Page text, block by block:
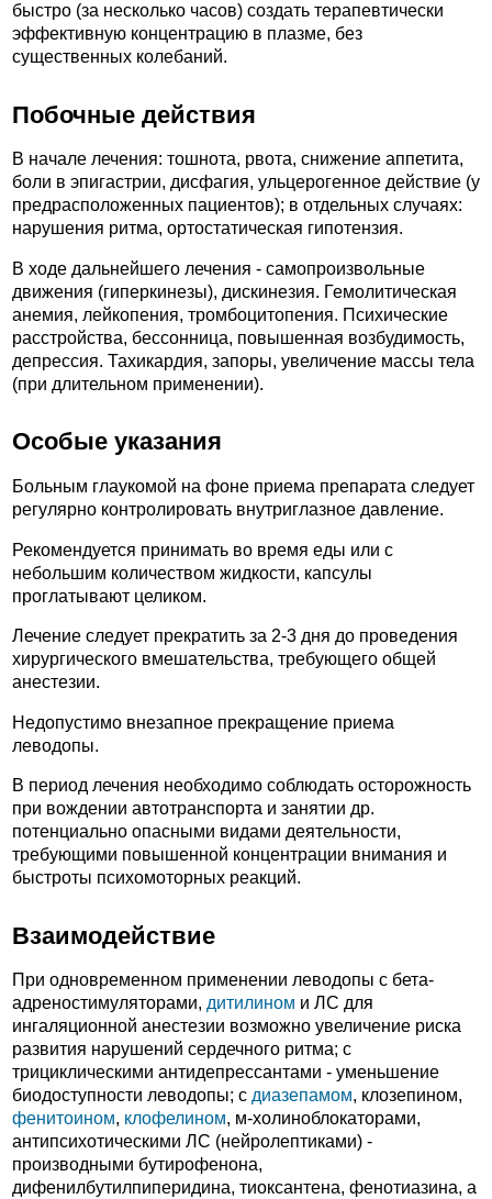
быстро (за несколько часов) создать терапевтически
эффективную концентрацию в плазме, без
существенных колебаний.
Побочные действия
В начале лечения: тошнота, рвота, снижение аппетита,
боли в эпигастрии, дисфагия, ульцерогенное действие (у
предрасположенных пациентов); в отдельных случаях:
нарушения ритма, ортостатическая гипотензия.
В ходе дальнейшего лечения - самопроизвольные
движения (гиперкинезы), дискинезия. Гемолитическая
анемия, лейкопения, тромбоцитопения. Психические
расстройства, бессонница, повышенная возбудимость,
депрессия. Тахикардия, запоры, увеличение массы тела
(при длительном применении).
Особые указания
Больным глаукомой на фоне приема препарата следует
регулярно контролировать внутриглазное давление.
Рекомендуется принимать во время еды или с
небольшим количеством жидкости, капсулы
проглатывают целиком.
Лечение следует прекратить за 2-3 дня до проведения
хирургического вмешательства, требующего общей
анестезии.
Недопустимо внезапное прекращение приема
леводопы.
В период лечения необходимо соблюдать осторожность
при вождении автотранспорта и занятии др.
потенциально опасными видами деятельности,
требующими повышенной концентрации внимания и
быстроты психомоторных реакций.
Взаимодействие
При одновременном применении леводопы с бета-
адреностимуляторами, дитилином и ЛС для
ингаляционной анестезии возможно увеличение риска
развития нарушений сердечного ритма; с
трициклическими антидепрессантами - уменьшение
биодоступности леводопы; с диазепамом, клозепином,
фенитоином, клофелином, м-холиноблокаторами,
антипсихотическими ЛС (нейролептиками) -
производными бутирофенона,
дифенилбутилпиперидина, тиоксантена, фенотиазина, а